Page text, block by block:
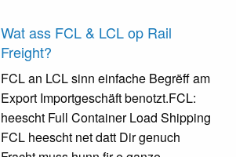
Wat ass FCL & LCL op Rail
Freight?
FCL an LCL sinn einfache Begrëff am
Export Importgeschäft benotzt.FCL:
heescht Full Container Load Shipping
FCL heescht net datt Dir genuch